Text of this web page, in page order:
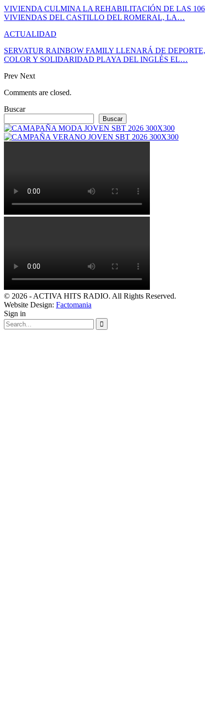
VIVIENDA CULMINA LA REHABILITACIÓN DE LAS 106
VIVIENDAS DEL CASTILLO DEL ROMERAL, LA…
ACTUALIDAD
SERVATUR RAINBOW FAMILY LLENARÁ DE DEPORTE,
COLOR Y SOLIDARIDAD PLAYA DEL INGLÉS EL…
Prev Next
Comments are closed.
Buscar
Buscar
© 2026 - ACTIVA HITS RADIO. All Rights Reserved.
Website Design: Factomania
Sign in